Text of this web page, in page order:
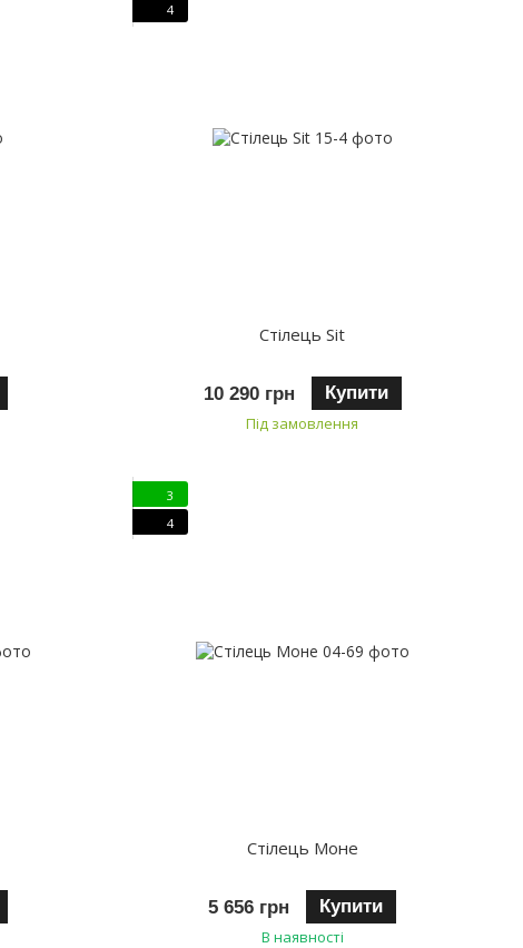
4
Стілець Sit
10 290 грн Купити
Під замовлення
3
4
Стілець Моне
5 656 грн Купити
В наявності